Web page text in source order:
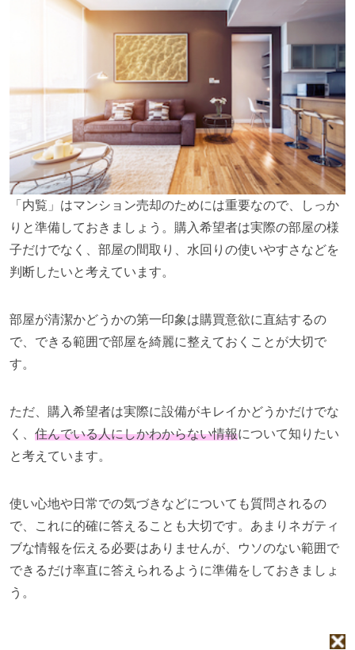
「内覧」はマンション売却のためには重要なので、しっか
りと準備しておきましょう。購入希望者は実際の部屋の様
子だけでなく、部屋の間取り、水回りの使いやすさなどを
判断したいと考えています。
部屋が清潔かどうかの第一印象は購買意欲に直結するの
で、できる範囲で部屋を綺麗に整えておくことが大切で
す。
ただ、購入希望者は実際に設備がキレイかどうかだけでな
く、 住んでいる人にしかわからない情報について知りたい
と考えています。
使い心地や日常での気づきなどについても質問されるの
で、これに的確に答えることも大切です。あまりネガティ
ブな情報を伝える必要はありませんが、ウソのない範囲で
できるだけ率直に答えられるように準備をしておきましょ
う。